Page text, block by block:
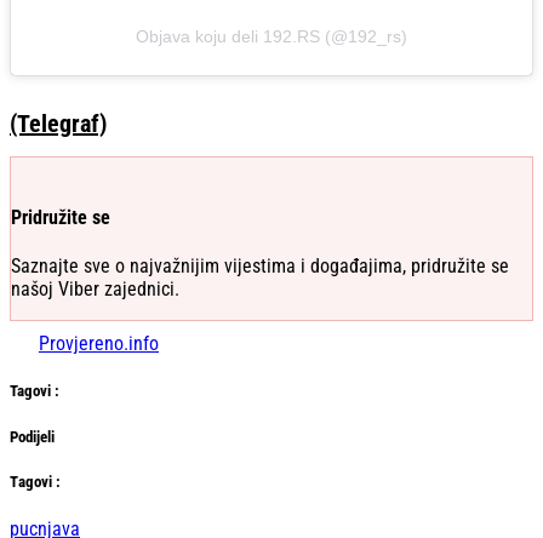
Objava koju deli 192.RS (@192_rs)
(Telegraf)
Pridružite se
Saznajte sve o najvažnijim vijestima i događajima, pridružite se
našoj Viber zajednici.
Provjereno.info
Tagovi :
Podijeli
Тagovi :
pucnjava